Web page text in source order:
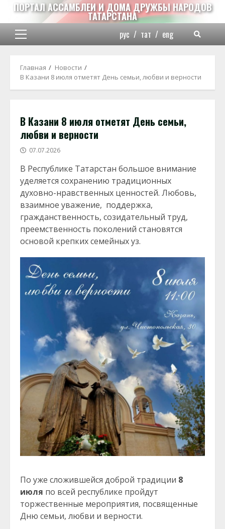
Перейти
содержимому
ПОРТАЛ АССАМБЛЕИ И ДОМА ДРУЖБЫ НАРОДОВ
ТАТАРСТАНА
Основное
рус / тат / eng
Главная
Новости
В Казани 8 июля отметят День семьи, любви и верности
В Казани 8 июля отметят День семьи,
любви и верности
07.07.2026
В Республике Татарстан большое внимание
уделяется сохранению традиционных
духовно-нравственных ценностей. Любовь,
взаимное уважение, поддержка,
гражданственность, созидательный труд,
преемственность поколений становятся
основой крепких семейных уз.
По уже сложившейся доброй традиции 8
июля по всей республике пройдут
торжественные мероприятия, посвященные
Дню семьи, любви и верности.